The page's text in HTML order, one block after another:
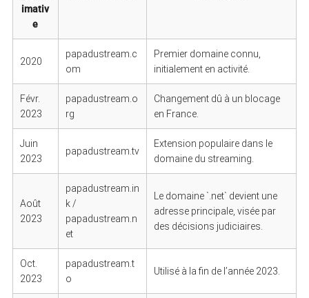
imativ
e
2020
papadustream.c
om
Premier domaine connu,
initialement en activité.
Févr.
2023
papadustream.o
rg
Changement dû à un blocage
en France.
Juin
2023
papadustream.tv
Extension populaire dans le
domaine du streaming.
Août
2023
papadustream.in
k /
papadustream.n
et
Le domaine `.net` devient une
adresse principale, visée par
des décisions judiciaires.
Oct.
2023
papadustream.t
o
Utilisé à la fin de l’année 2023.